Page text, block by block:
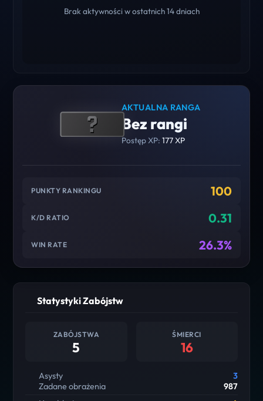
Brak aktywności w ostatnich 14 dniach
AKTUALNA RANGA
Bez rangi
Postęp XP: 177 XP
PUNKTY RANKINGU 100
K/D RATIO 0.31
WIN RATE 26.3%
Statystyki Zabójstw
ZABÓJSTWA
5
ŚMIERCI
16
Asysty
3
Zadane obrażenia
987